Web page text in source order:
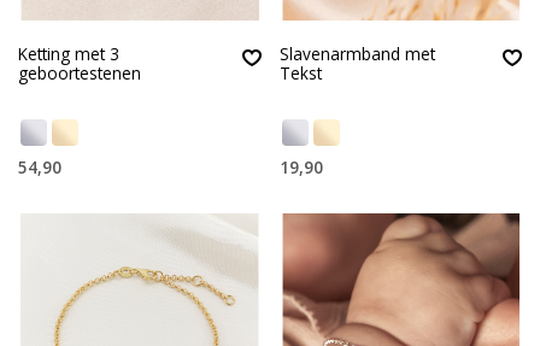
Ketting met 3
geboortestenen
54,90
Slavenarmband met
Tekst
19,90